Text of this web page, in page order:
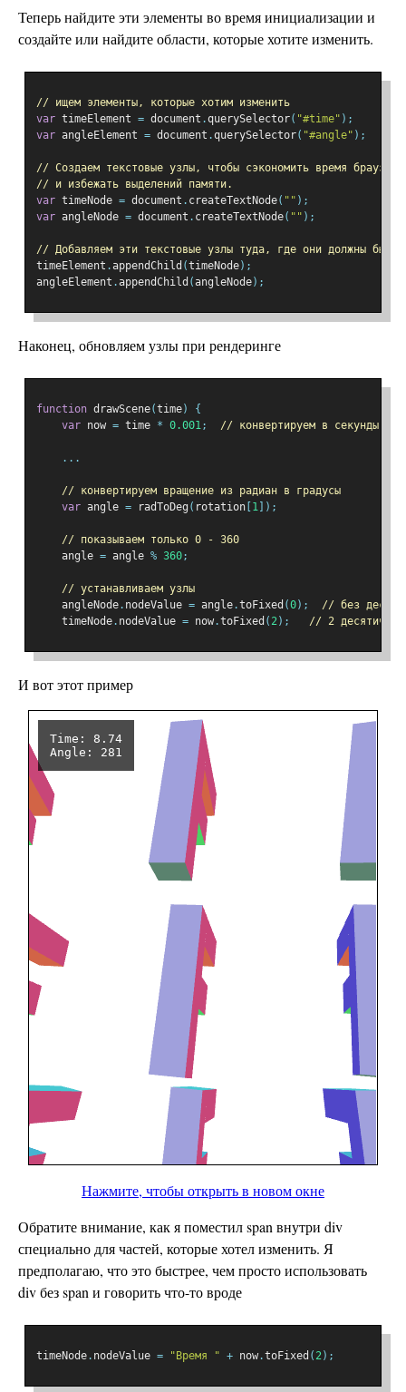
Теперь найдите эти элементы во время инициализации и
создайте или найдите области, которые хотите изменить.
// ищем элементы, которые хотим изменить
var timeElement = document .querySelector( "#time" );
var angleElement = document .querySelector( "#angle" );
// Создаем текстовые узлы, чтобы сэкономить время браузера
// и избежать выделений памяти.
var timeNode = document . createTextNode( "" );
var angleNode = document . createTextNode( "" );
// Добавляем эти текстовые узлы туда, где они должны быть
timeElement .appendChild (timeNode);
angleElement .appendChild (angleNode);
Наконец, обновляем узлы при рендеринге
function drawScene(time)
{
var now = time * 0.001; // конвертируем в секунды
...
// конвертируем вращение из радиан в градусы
var angle = radToDeg ( rotation 1 ]);
// показываем только 0 - 360
    angle
= angle % 360;
// устанавливаем узлы
    angleNode
. nodeValue = angle.toFixed (0);
// без
    timeNode
. nodeValue = now.toFixed ( 2); // 2 десятичных
И вот этот пример
Нажмите, чтобы открыть в новом окне
Обратите внимание, как я поместил span внутри div
специально для частей, которые хотел изменить. Я
предполагаю, что это быстрее, чем просто использовать
div без span и говорить что-то вроде
timeNode. nodeValue = "Время " + now.toFixed ( 2);